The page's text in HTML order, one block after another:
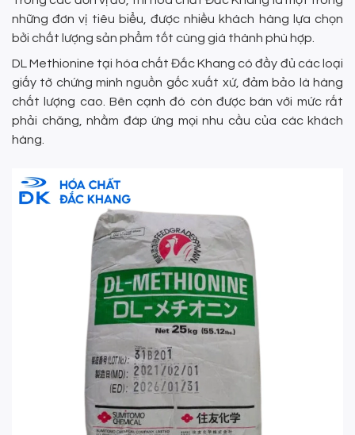
những đơn vị tiêu biểu, được nhiều khách hàng lựa chọn
bởi chất lượng sản phẩm tốt cùng giá thành phù hợp.
DL Methionine tại hóa chất Đắc Khang có đầy đủ các loại
giấy tờ chứng minh nguồn gốc xuất xứ, đảm bảo là hàng
chất lượng cao. Bên cạnh đó còn được bán với mức rất
phải chăng, nhằm đáp ứng mọi nhu cầu của các khách
hàng.